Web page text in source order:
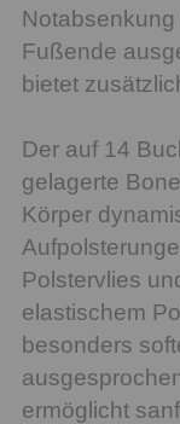
Fußende
bietet
Der auf 14
gelagerte
Körper
Polstervlies
elastischem
besonders
ermöglicht